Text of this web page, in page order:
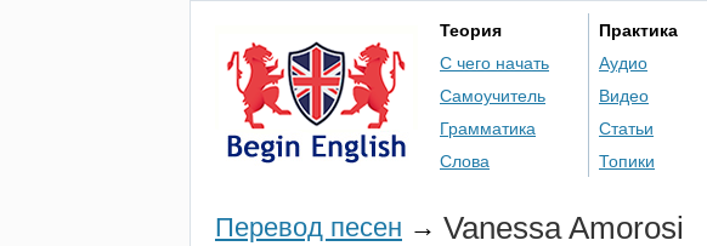
Теория
С чего начать
Самоучитель
Грамматика
Слова
Практика
Аудио
Видео
Статьи
Топики
Перевод песен → Vanessa Amorosi